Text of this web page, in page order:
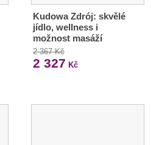
Kudowa Zdrój: skvělé
jídlo, wellness i
možnost masáží
2 367 Kč
2 327 Kč